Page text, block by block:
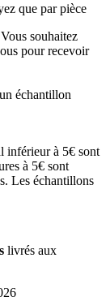
que par pièce
Vous souhaitez
pour recevoir
échantillon
inférieur à 5€ sont
à 5€ sont
Les échantillons
livrés aux